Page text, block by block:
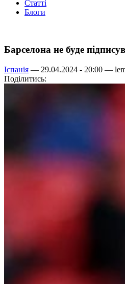
Статті
Блоги
Барселона не буде
Іспанія — 29.04.2024 - 20:00 —
Поділитись: